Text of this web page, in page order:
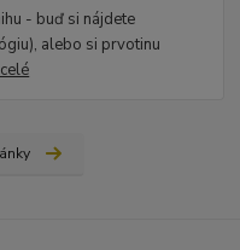
- buď si nájdete
alebo si prvotinu